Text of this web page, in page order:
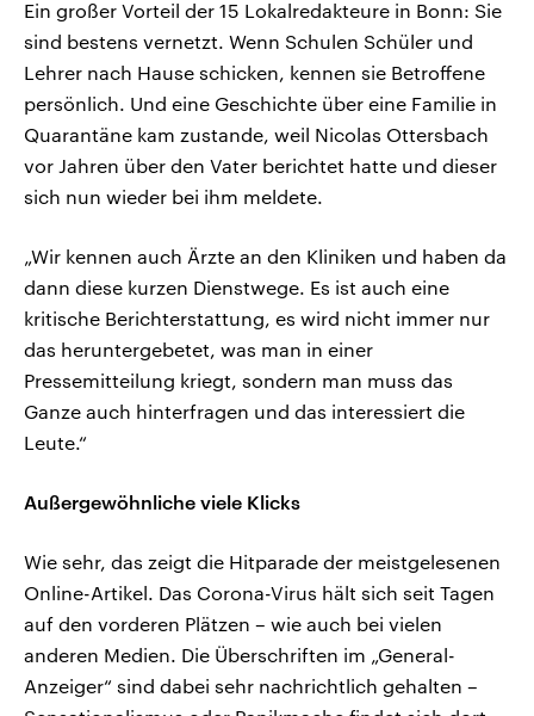
Ein großer Vorteil der 15 Lokalredakteure in Bonn: Sie
sind bestens vernetzt. Wenn Schulen Schüler und
Lehrer nach Hause schicken, kennen sie Betroffene
persönlich. Und eine Geschichte über eine Familie in
Quarantäne kam zustande, weil Nicolas Ottersbach
vor Jahren über den Vater berichtet hatte und dieser
sich nun wieder bei ihm meldete.
„Wir kennen auch Ärzte an den Kliniken und haben da
dann diese kurzen Dienstwege. Es ist auch eine
kritische Berichterstattung, es wird nicht immer nur
das heruntergebetet, was man in einer
Pressemitteilung kriegt, sondern man muss das
Ganze auch hinterfragen und das interessiert die
Leute.“
Außergewöhnliche viele Klicks
Wie sehr, das zeigt die Hitparade der meistgelesenen
Online-Artikel. Das Corona-Virus hält sich seit Tagen
auf den vorderen Plätzen – wie auch bei vielen
anderen Medien. Die Überschriften im „General-
Anzeiger“ sind dabei sehr nachrichtlich gehalten –